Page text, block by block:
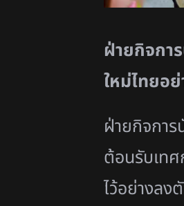
ฝ่ายกิจกา
ใหม่ไทยอ
ฝ่ายกิจกา
ต้อนรับเท
ไว้อย่างลง